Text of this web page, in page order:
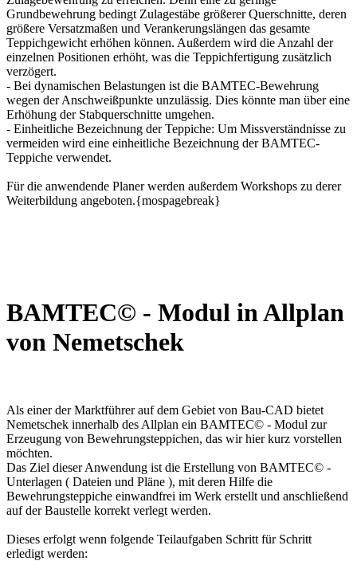
Grundbewehrung bedingt Zulagestäbe größerer Querschnitte, deren
größere Versatzmaßen und Verankerungslängen das gesamte
Teppichgewicht erhöhen können. Außerdem wird die Anzahl der
einzelnen Positionen erhöht, was die Teppichfertigung zusätzlich
verzögert.
- Bei dynamischen Belastungen ist die BAMTEC-Bewehrung
wegen der Anschweißpunkte unzulässig. Dies könnte man über eine
Erhöhung der Stabquerschnitte umgehen.
- Einheitliche Bezeichnung der Teppiche: Um Missverständnisse zu
vermeiden wird eine einheitliche Bezeichnung der BAMTEC-
Teppiche verwendet.
Für die anwendende Planer werden außerdem Workshops zu derer
Weiterbildung angeboten.{mospagebreak}
BAMTEC© - Modul in Allplan
von Nemetschek
Als einer der Marktführer auf dem Gebiet von Bau-CAD bietet
Nemetschek innerhalb des Allplan ein BAMTEC© - Modul zur
Erzeugung von Bewehrungsteppichen, das wir hier kurz vorstellen
möchten.
Das Ziel dieser Anwendung ist die Erstellung von BAMTEC© -
Unterlagen ( Dateien und Pläne ), mit deren Hilfe die
Bewehrungsteppiche einwandfrei im Werk erstellt und anschließend
auf der Baustelle korrekt verlegt werden.
Dieses erfolgt wenn folgende Teilaufgaben Schritt für Schritt
erledigt werden: